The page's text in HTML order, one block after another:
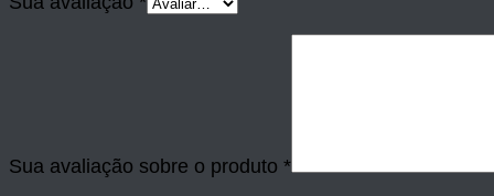
Sua avaliação sobre o produto *